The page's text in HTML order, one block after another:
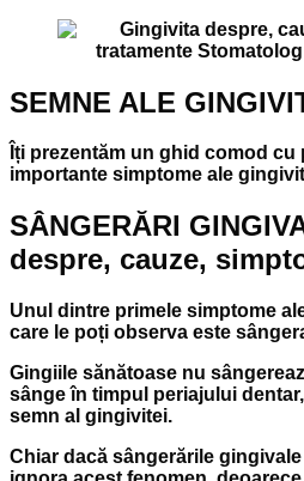
SEMNE ALE
Îți prezentăm un ghid comod cu
importante simptome ale
SÂNGERĂRI
despre, cauze,
Unul dintre primele simptome
care le poți observa este
Gingiile sănătoase nu
sânge în timpul periajului
semn al gingivitei.
Chiar dacă sângerările